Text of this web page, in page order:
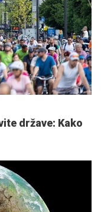
države: Kako